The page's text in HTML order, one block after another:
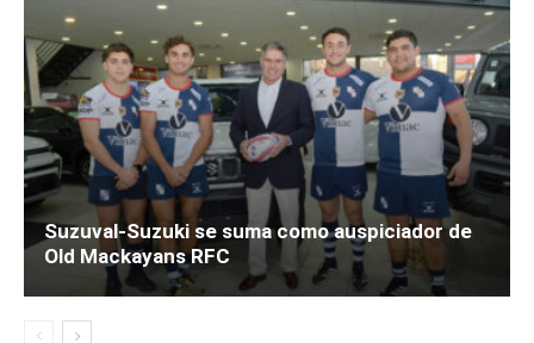
Suzuval-Suzuki se suma como auspiciador de
Old Mackayans RFC